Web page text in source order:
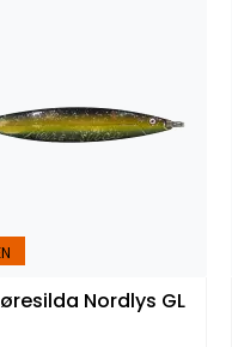
Nordlys GL